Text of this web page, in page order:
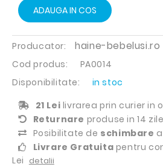
ADAUGA IN COS
Producator: haine-bebelusi.ro
Cod produs:
PA0014
Disponibilitate:
in stoc
21 Lei livrarea prin curier in
Returnare produse in 14 zile
Posibilitate de schimbare
Livrare Gratuita pentru
Lei detalii